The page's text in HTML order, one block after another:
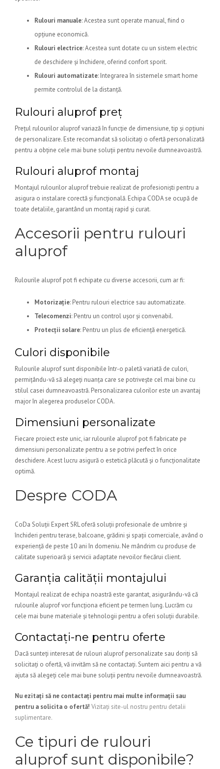
Rulouri manuale: Acestea sunt operate manual, fiind o
opțiune economică.
Rulouri electrice: Acestea sunt dotate cu un sistem electric
de deschidere și închidere, oferind confort sporit.
Rulouri automatizate: Integrarea în sistemele smart home
permite controlul de la distanță.
Rulouri aluprof preț
Prețul rulourilor aluprof variază în funcție de dimensiune, tip și opțiuni
de personalizare. Este recomandat să solicitați o ofertă personalizată
pentru a obține cele mai bune soluții pentru nevoile dumneavoastră.
Rulouri aluprof montaj
Montajul rulourilor aluprof trebuie realizat de profesioniști pentru a
asigura o instalare corectă și funcțională. Echipa CODA se ocupă de
toate detaliile, garantând un montaj rapid și curat.
Accesorii pentru rulouri
aluprof
Rulourile aluprof pot fi echipate cu diverse accesorii, cum ar fi:
Motorizație: Pentru rulouri electrice sau automatizate.
Telecomenzi: Pentru un control ușor și convenabil.
Protecții solare: Pentru un plus de eficiență energetică.
Culori disponibile
Rulourile aluprof sunt disponibile într-o paletă variată de culori,
permițându-vă să alegeți nuanța care se potrivește cel mai bine cu
stilul casei dumneavoastră. Personalizarea culorilor este un avantaj
major în alegerea produselor CODA.
Dimensiuni personalizate
Fiecare proiect este unic, iar rulourile aluprof pot fi fabricate pe
dimensiuni personalizate pentru a se potrivi perfect în orice
deschidere. Acest lucru asigură o estetică plăcută și o funcționalitate
optimă.
Despre CODA
CoDa Soluții Expert SRL oferă soluții profesionale de umbrire și
închideri pentru terase, balcoane, grădini și spații comerciale, având o
experiență de peste 10 ani în domeniu. Ne mândrim cu produse de
calitate superioară și servicii adaptate nevoilor fiecărui client.
Garanția calității montajului
Montajul realizat de echipa noastră este garantat, asigurându-vă că
rulourile aluprof vor funcționa eficient pe termen lung. Lucrăm cu
cele mai bune materiale și tehnologii pentru a oferi soluții durabile.
Contactați-ne pentru oferte
Dacă sunteți interesat de rulouri aluprof personalizate sau doriți să
solicitați o ofertă, vă invităm să ne contactați. Suntem aici pentru a vă
ajuta să alegeți cele mai bune soluții pentru nevoile dumneavoastră.
Nu ezitați să ne contactați pentru mai multe informații sau
pentru a solicita o ofertă! Vizitați site-ul nostru pentru detalii
suplimentare.
Ce tipuri de rulouri
aluprof sunt disponibile?